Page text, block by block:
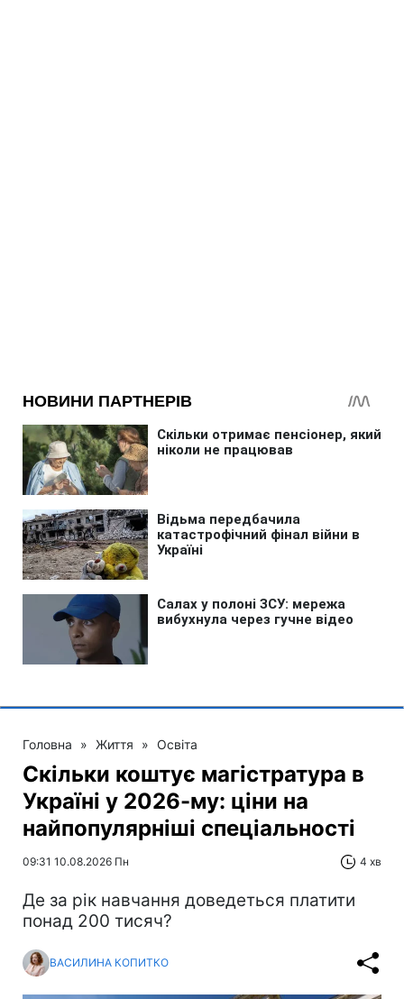
Головна » Життя » Освіта
Скільки коштує магістратура в
Україні у 2026-му: ціни на
найпопулярніші спеціальності
09:31 10.08.2026 Пн 4 хв
Де за рік навчання доведеться платити
понад 200 тисяч?
ВАСИЛИНА КОПИТКО